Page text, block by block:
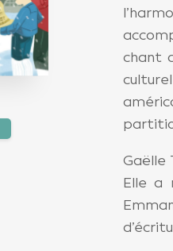
chant
Gaëlle
Elle a